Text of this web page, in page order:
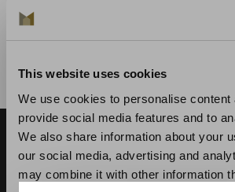
This website uses cookies
We use cookies to personalise content
provide social media features and to
We also share information about your
our social media, advertising and
may combine it with other information